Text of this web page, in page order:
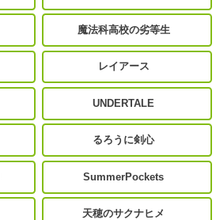
魔法科高校の劣等生
レイアース
UNDERTALE
るろうに剣心
SummerPockets
天穂のサクナヒメ